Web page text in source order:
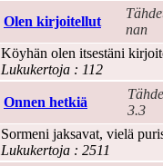
Olen kirjoitellut
nan
Köyhän olen itsestäni
Lukukertoja : 112
Onnen hetkiä
3.3
Sormeni jaksavat, vielä
Lukukertoja : 2511